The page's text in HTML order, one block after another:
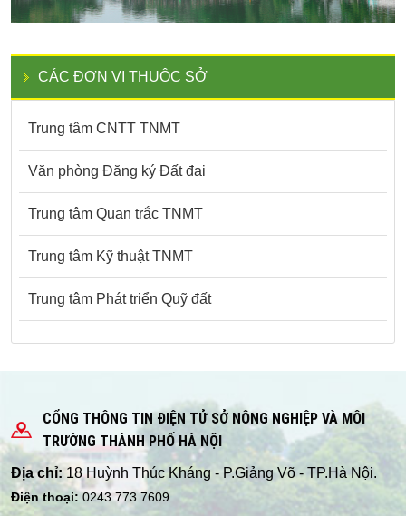
CÁC ĐƠN VỊ THUỘC SỞ
Trung tâm CNTT TNMT
Văn phòng Đăng ký Đất đai
Trung tâm Quan trắc TNMT
Trung tâm Kỹ thuật TNMT
Trung tâm Phát triển Quỹ đất
CỔNG THÔNG TIN ĐIỆN TỬ SỞ NÔNG NGHIỆP VÀ MÔI
TRƯỜNG THÀNH PHỐ HÀ NỘI
Địa chỉ: 18 Huỳnh Thúc Kháng - P.Giảng Võ - TP.Hà Nội.
Điện thoại: 0243.773.7609